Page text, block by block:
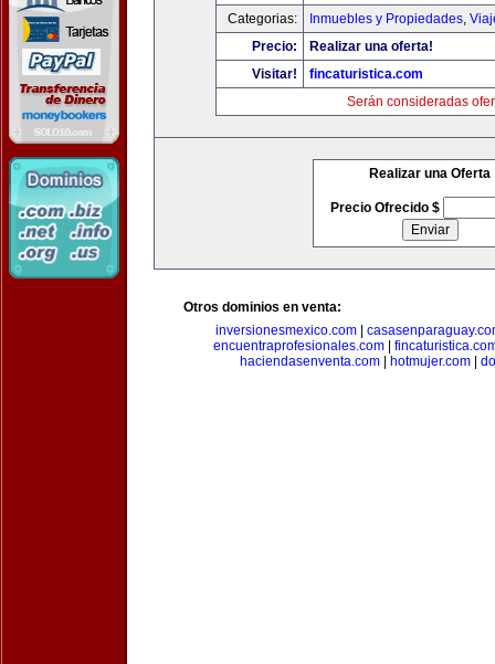
Categorias:
Inmuebles y Propiedades,
Precio:
Realizar una oferta!
Visitar!
fincaturistica.com
Serán consideradas
Realizar una Oferta
Precio Ofrecido $
Otros dominios en venta:
inversionesmexico.com
encuentraprofesionales.com
haciendasenventa.com| hotmujer.com|